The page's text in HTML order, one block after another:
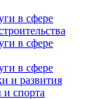
в сфере
в сфере
в сфере
и развития
и спорта